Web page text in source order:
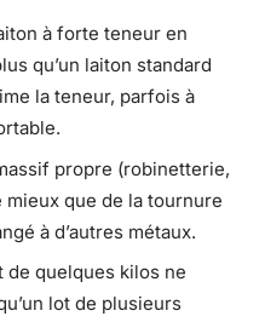
à forte teneur en
qu’un laiton standard
la teneur, parfois à
propre (robinetterie,
que de la tournure
à d’autres métaux.
de quelques kilos ne
lot de plusieurs